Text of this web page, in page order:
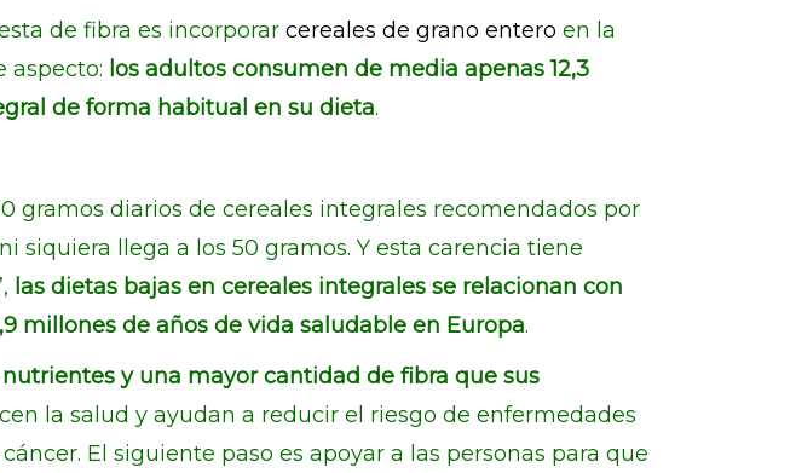
de fibra es incorporar cereales de grano entero en la
aspecto: los adultos consumen de media apenas 12,3
de forma habitual en su dieta.
gramos diarios de cereales integrales recomendados por
siquiera llega a los 50 gramos. Y esta carencia tiene
las dietas bajas en cereales integrales se relacionan con
millones de años de vida saludable en Europa.
y una mayor cantidad de fibra que sus
la salud y ayudan a reducir el riesgo de enfermedades
El siguiente paso es apoyar a las personas para que